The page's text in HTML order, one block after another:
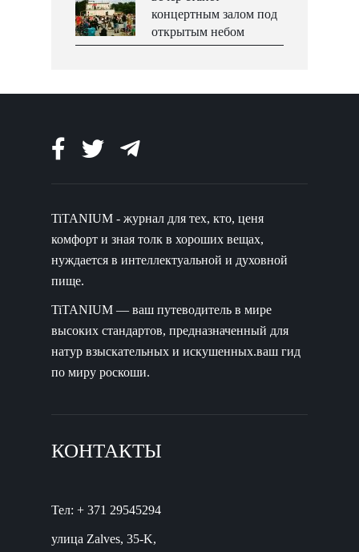
концертным залом под
открытым небом
TiTANIUM - журнал для тех, кто, ценя
комфорт и зная толк в хороших вещах,
нуждается в интеллектуальной и духовной
пище.
TiTANIUM — ваш путеводитель в мире
высоких стандартов, предназначенный для
натур взыскательных и искушенных.ваш гид
по миру роскоши.
КОНТАКТЫ
Тел: + 371 29545294
улица Zalves, 35-K,